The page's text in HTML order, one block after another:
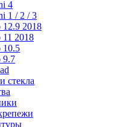
4
1 / 2 / 3
12.9 2018
11 2018
10.5
9.7
стекла